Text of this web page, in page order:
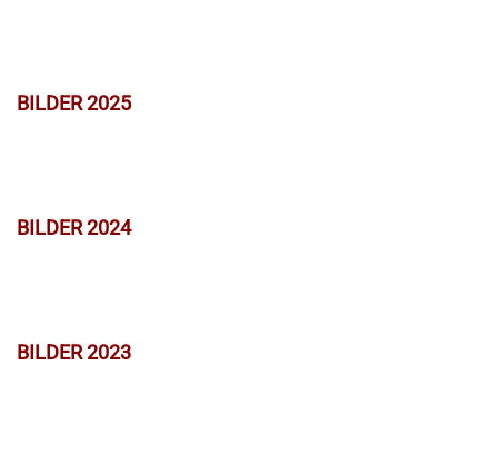
BILDER 2025
BILDER 2024
BILDER 2023